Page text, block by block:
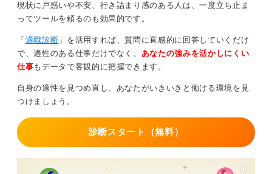
現状に戸惑いや不安、行き詰まり感のある人は、一度立ち止ま
ってツールを頼るのも効果的です。
「 適職診断 」を活用すれば、質問に直感的に回答していくだけ
で、適性のある仕事だけでなく、 あなたの強みを活かしにくい
仕事もデータで客観的に把握できます。
自身の適性を見つめ直し、あなたがいきいきと働ける環境を見
つけましょう。
診断スタート（無料）